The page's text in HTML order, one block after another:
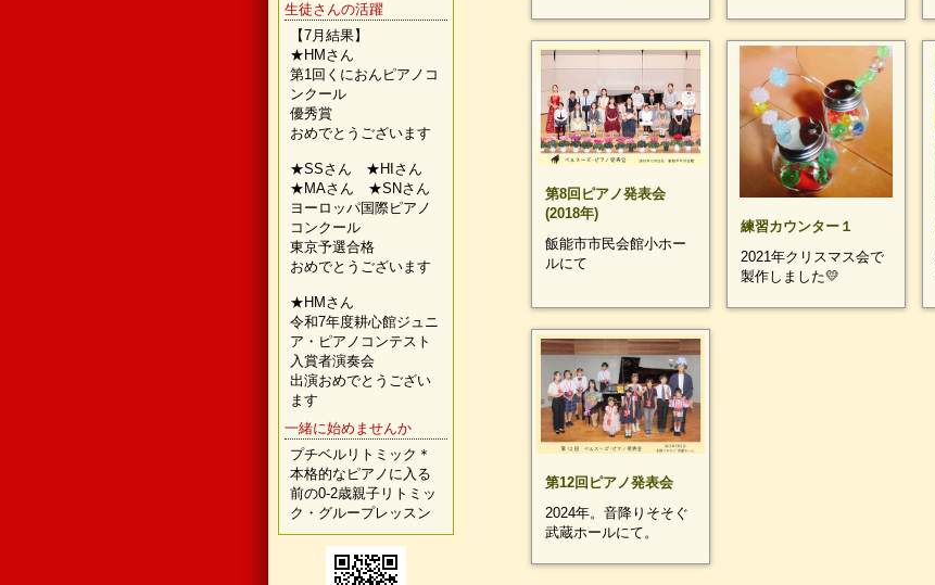
第8回ピアノ発表会
(2018年)
飯能市市民会館小ホー
ルにて
練習カウンター１
2021年クリスマス会で
製作しました💛
第12回ピアノ発表会
2024年。音降りそそぐ
武蔵ホールにて。
生徒さんの活躍
【7月結果】
★HMさん
第1回くにおんピアノコ
ンクール
優秀賞
おめでとうございます
★SSさん ★HIさん
★MAさん ★SNさん
ヨーロッパ国際ピアノ
コンクール
東京予選合格
おめでとうございます
★HMさん
令和7年度耕心館ジュニ
ア・ピアノコンテスト
入賞者演奏会
出演おめでとうござい
ます
一緒に始めませんか
プチベルリトミック＊
本格的なピアノに入る
前の0-2歳親子リトミッ
ク・グループレッスン